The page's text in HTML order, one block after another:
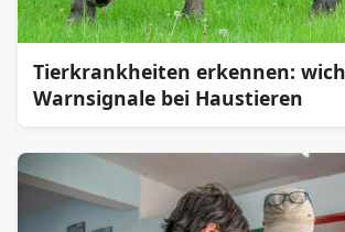
Tierkrankheiten erkennen:
Warnsignale bei Haustieren